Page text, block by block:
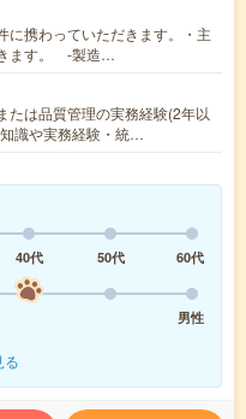
に携わっていただきます。・主
ます。 -製造…
たは品質管理の実務経験(2年以
識や実務経験・統…
40代 50代
60代
男性
る